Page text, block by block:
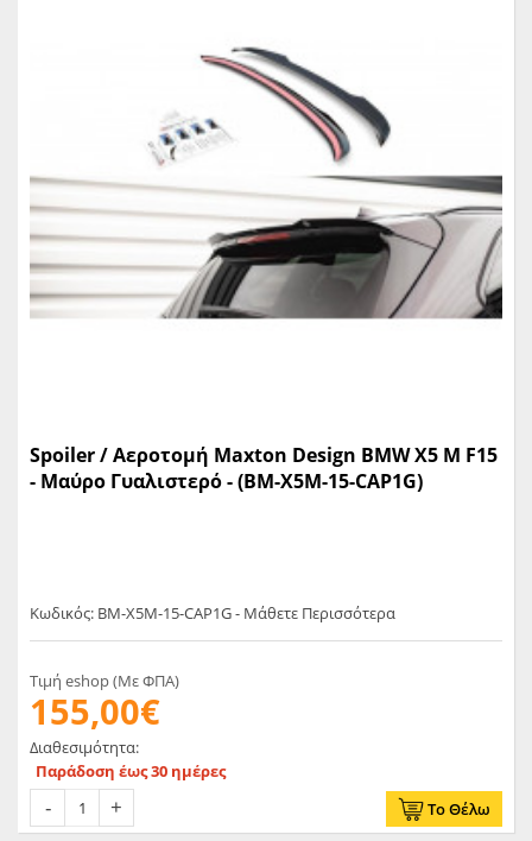
Spoiler / Αεροτομή Maxton Design BMW X5 M F15
- Μαύρο Γυαλιστερό - (BM-X5M-15-CAP1G)
Κωδικός: BM-X5M-15-CAP1G - Μάθετε Περισσότερα
Τιμή eshop (Με ΦΠΑ)
155,00€
Διαθεσιμότητα:
Παράδοση έως 30 ημέρες
Το Θέλω